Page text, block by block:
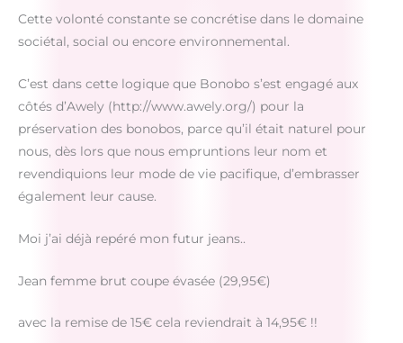
Cette volonté constante se concrétise dans le domaine
sociétal, social ou encore environnemental.
C’est dans cette logique que Bonobo s’est engagé aux
côtés d’Awely (http://www.awely.org/) pour la
préservation des bonobos, parce qu’il était naturel pour
nous, dès lors que nous empruntions leur nom et
revendiquions leur mode de vie pacifique, d’embrasser
également leur cause.
Moi j’ai déjà repéré mon futur jeans..
Jean femme brut coupe évasée (29,95€)
avec la remise de 15€ cela reviendrait à 14,95€ !!